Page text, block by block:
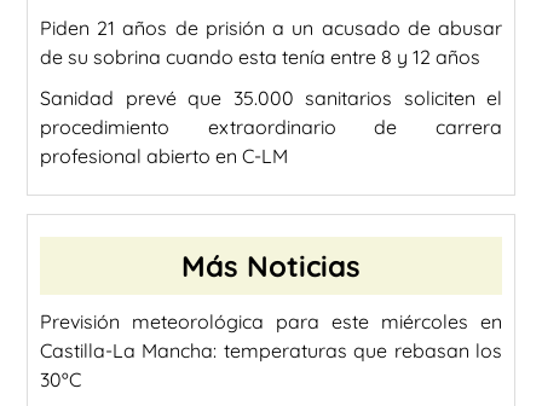
Piden 21 años de prisión a un acusado de abusar
de su sobrina cuando esta tenía entre 8 y 12 años
Sanidad prevé que 35.000 sanitarios soliciten el
procedimiento extraordinario de carrera
profesional abierto en C-LM
Más Noticias
Previsión meteorológica para este miércoles en
Castilla-La Mancha: temperaturas que rebasan los
30ºC